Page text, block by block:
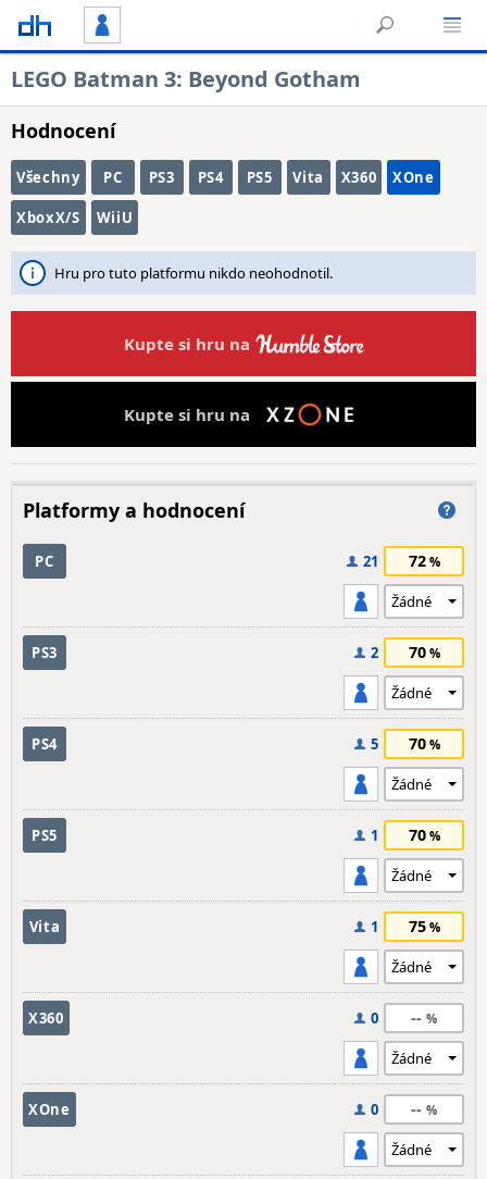
LEGO Batman 3: Beyond Gotham
Hodnocení
Všechny PC PS3 PS4 PS5 Vita X360 XOne
XboxX/S WiiU
Hru pro tuto platformu nikdo neohodnotil.
Kupte si hru na
Kupte si hru na
Platformy a hodnocení
PC 21 72
PS3 2 70
PS4 5 70
PS5 1 70
Vita 1 75
X360 0 --
XOne 0 --